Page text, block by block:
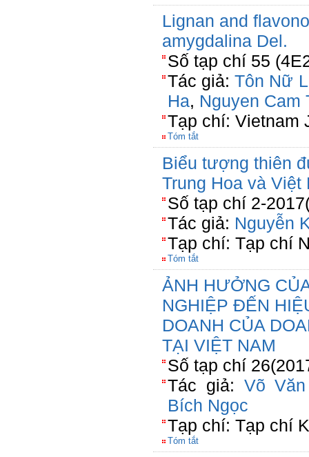
Lignan and
amygdalina Del.
Số tạp chí 55
Tác giả:Tôn Nữ
Ha, Nguyen Cam
Tạp chí: Vietnam
Tóm tắt
Biểu tượng thiên
Trung Hoa và
Số tạp chí 2-
Tác giả: Nguyễn
Tạp chí: Tạp chí
Tóm tắt
ẢNH HƯỞNG
NGHIỆP ĐẾN
DOANH CỦA
TẠI VIỆT NAM
Số tạp chí
Tác giả: Võ
Bích Ngọc
Tạp chí: Tạp chí
Tóm tắt